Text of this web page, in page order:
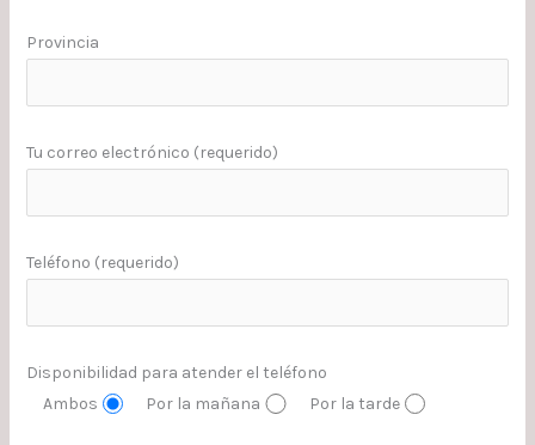
Provincia
Tu correo electrónico (requerido)
Teléfono (requerido)
Disponibilidad para atender el teléfono
Ambos
Por la mañana Por la tarde